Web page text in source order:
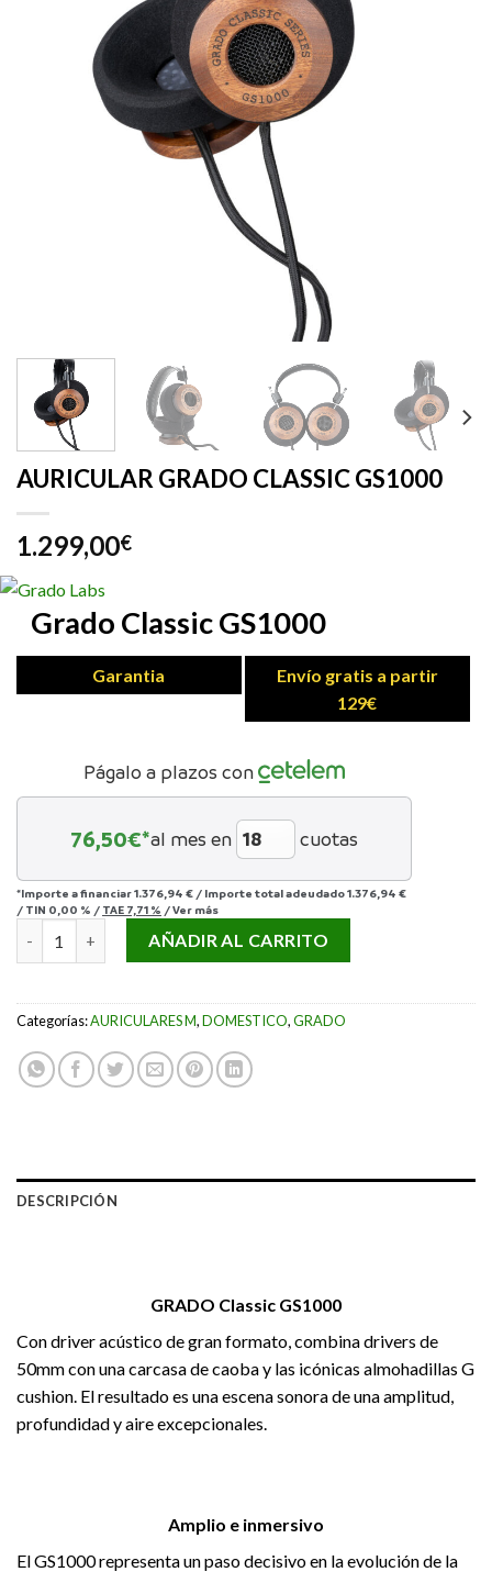
AURICULAR GRADO CLASSIC GS1000
1.299,00€
Grado Classic GS1000
Garantia
Envío gratis a partir
129€
Págalo a plazos con
76,50€*al mes en cuotas
*Importe a financiar1.376,94 € / Importe total adeudado1.376,94 €
/ TIN 0,00 % / TAE 7,71 % /Ver más
AURICULAR GRADO CLASSIC GS1000 cantidad
AÑADIR AL CARRITO
Categorías:AURICULARES M,DOMESTICO,GRADO
DESCRIPCIÓN
GRADO Classic GS1000
Con driver acústico de gran formato, combina drivers de
50mm con una carcasa de caoba y las icónicas almohadillas G
cushion. El resultado es una escena sonora de una amplitud,
profundidad y aire excepcionales.
Amplio e inmersivo
El GS1000 representa un paso decisivo en la evolución de la